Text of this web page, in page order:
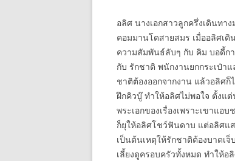
อลิศ นางเอกสาวลูกครึ่งเดินทา
คอมมานโดสายสมร เมื่ออลิศเดิ
ความสัมพันธ์ลับๆ กับ คิม บอดี้ก
กับ รักชาติ พนักงานยกกระเป๋า
ชาติต้องออกจากงาน แล้วอลิศ
ฝึกคิวบู๊ ทำให้อลิศไม่พอใจ ตั้งแ
พระเอกของเรื่องเพราะเขาแอ
ก็ยุให้อลิศโชว์ฟันดาบ แต่อลิศแ
เป็นต้นเหตุให้รักชาติต้องบาดเ
เลี้ยงดูครอบครัวทั้งหมด ทำให้อ